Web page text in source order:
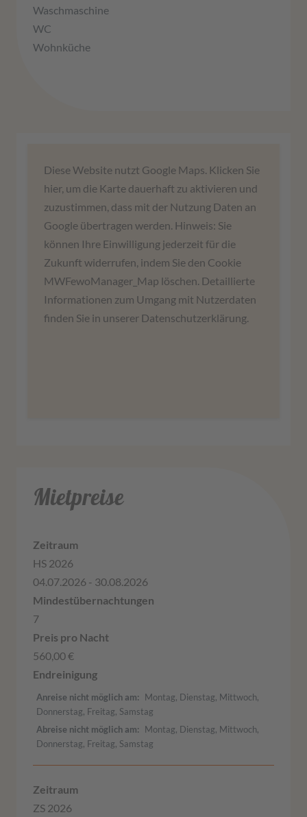
Waschmaschine
WC
Wohnküche
Wir benötigen Ihre Zustimmung,
um den Google Maps-Service zu
laden!
Wir verwenden einen Service eines
Drittanbieters, um Karteninhalte einzubetten.
Dieser Service kann Daten zu Ihren Aktivitäten
sammeln. Bitte lesen Sie die Details durch und
stimmen Sie der Nutzung des Service zu, um
Diese Website nutzt Google Maps. Klicken Sie
hier, um die Karte dauerhaft zu aktivieren und
zuzustimmen, dass mit der Nutzung Daten an
Google übertragen werden. Hinweis: Sie
können Ihre Einwilligung jederzeit für die
Zukunft widerrufen, indem Sie den Cookie
MWFewoManager_Map löschen. Detaillierte
Informationen zum Umgang mit Nutzerdaten
finden Sie in unserer Datenschutzerklärung.
Mietpreise
HS 2026
04.07.2026 - 30.08.2026
7
560,00 €
Anreise nicht möglich am
Montag, Dienstag, Mittwoch,
Donnerstag, Freitag, Samstag
Abreise nicht möglich am
Montag, Dienstag, Mittwoch,
Donnerstag, Freitag, Samstag
ZS 2026